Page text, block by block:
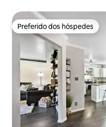
Preferido dos hóspedes
Preferido dos hóspedes